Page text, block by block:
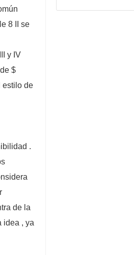
8 II se
y IV
$
estilo de
.
de la
idea , ya